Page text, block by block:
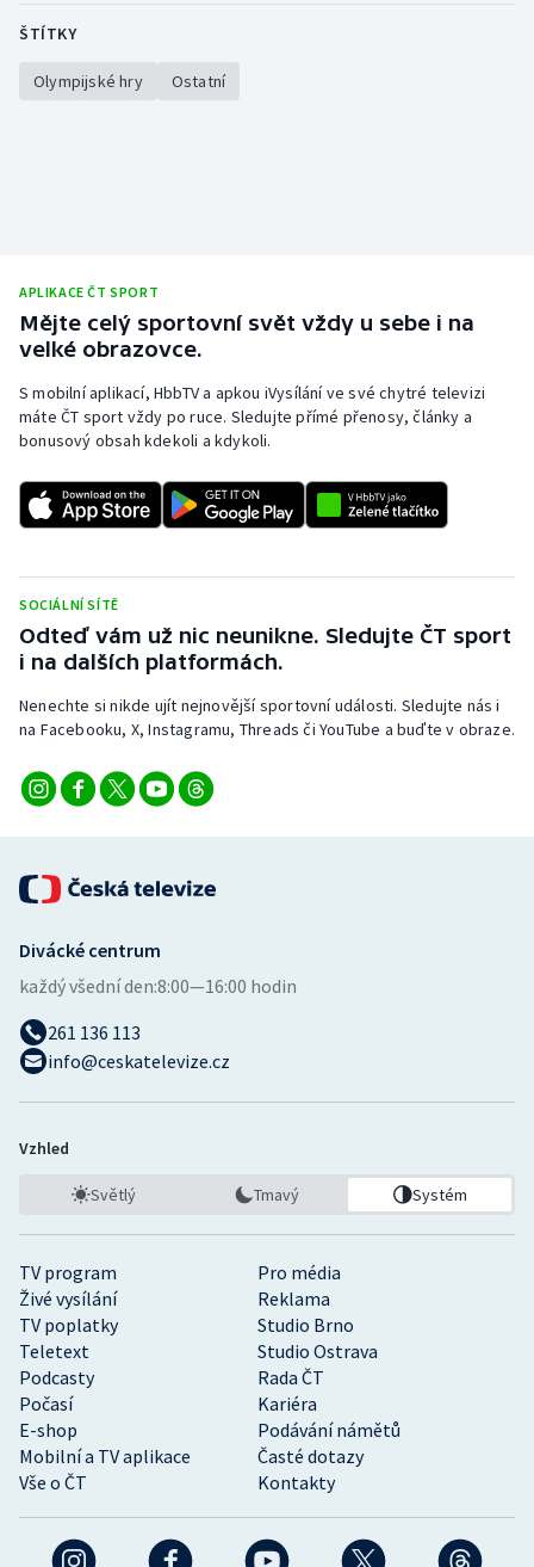
Házená
Lezení
Lyže a snowboard
Moderní pětiboj
Motorsport
Olympijské hry
Parasport
Plavání
Plážový volejbal
Rychlostní kanoistika
Sportovní střelba
Stolní tenis
Triatlon
Volejbal
Ostatní
ŠTÍTKY
Olympijské hry Ostatní
APLIKACE ČT SPORT
Mějte celý sportovní svět vždy u sebe i na
velké obrazovce.
S mobilní aplikací, HbbTV a apkou iVysílání ve své chytré televizi
máte ČT sport vždy po ruce. Sledujte přímé přenosy, články a
bonusový obsah kdekoli a kdykoli.
SOCIÁLNÍ SÍTĚ
Odteď vám už nic neunikne. Sledujte ČT sport
i na dalších platformách.
Nenechte si nikde ujít nejnovější sportovní události. Sledujte nás i
na Facebooku, X, Instagramu, Threads či YouTube a buďte v obraze.
TV program
Pro média
Živé vysílání
Reklama
TV poplatky
Studio Brno
Teletext
Studio Ostrava
Podcasty
Rada ČT
Počasí
Kariéra
E-shop
Podávání námětů
Mobilní a TV aplikace
Časté dotazy
Vše o ČT
Kontakty
Divácké centrum
každý všední den:8:00—16:00 hodin
261 136 113
info@ceskatelevize.cz
Vzhled
Světlý Tmavý Systém